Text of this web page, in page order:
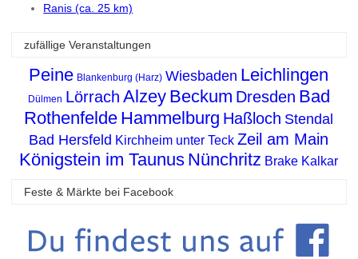
Ranis (ca. 25 km)
zufällige Veranstaltungen
Peine Blankenburg (Harz) Wiesbaden Leichlingen
Dülmen Lörrach Alzey Beckum Dresden Bad
Rothenfelde Hammelburg Haßloch Stendal
Bad Hersfeld Kirchheim unter Teck Zeil am Main
Königstein im Taunus Nünchritz Brake Kalkar
Feste & Märkte bei Facebook